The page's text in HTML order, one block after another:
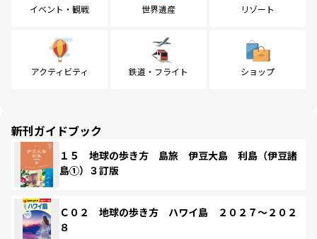
イベント・観戦 世界遺産 リゾート
アクティビティ 鉄道・フライト ショップ
新刊ガイドブック
１５ 地球の歩き方 島旅 伊豆大島 利島（伊豆諸
島①）３訂版
Ｃ０２ 地球の歩き方 ハワイ島 ２０２７～２０２
８